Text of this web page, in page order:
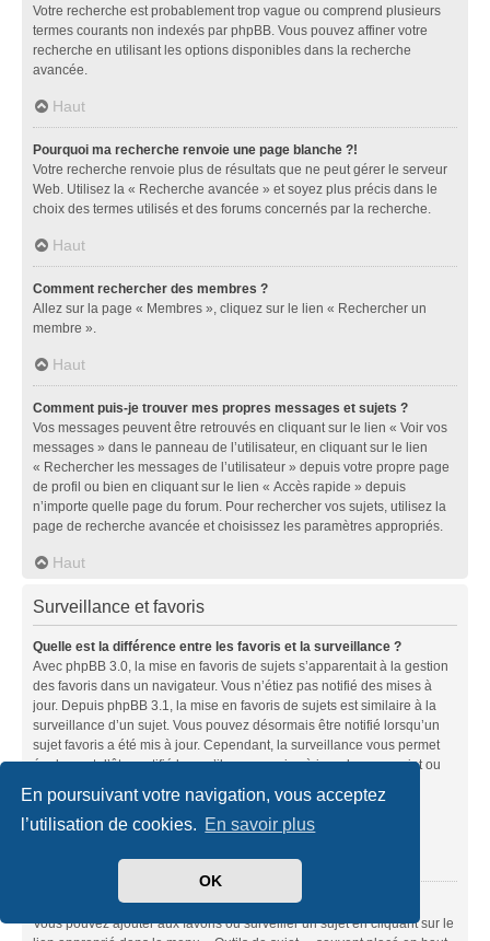
En poursuivant votre navigation, vous acceptez
l’utilisation de cookies. En savoir plus
OK
Votre recherche est probablement trop vague ou comprend plusieurs
termes courants non indexés par phpBB. Vous pouvez affiner votre
recherche en utilisant les options disponibles dans la recherche
avancée.
Haut
Pourquoi ma recherche renvoie une page blanche ?!
Votre recherche renvoie plus de résultats que ne peut gérer le serveur
Web. Utilisez la « Recherche avancée » et soyez plus précis dans le
choix des termes utilisés et des forums concernés par la recherche.
Haut
Comment rechercher des membres ?
Allez sur la page « Membres », cliquez sur le lien « Rechercher un
membre ».
Haut
Comment puis-je trouver mes propres messages et sujets ?
Vos messages peuvent être retrouvés en cliquant sur le lien « Voir vos
messages » dans le panneau de l’utilisateur, en cliquant sur le lien
« Rechercher les messages de l’utilisateur » depuis votre propre page
de profil ou bien en cliquant sur le lien « Accès rapide » depuis
n’importe quelle page du forum. Pour rechercher vos sujets, utilisez la
page de recherche avancée et choisissez les paramètres appropriés.
Haut
Surveillance et favoris
Quelle est la différence entre les favoris et la surveillance ?
Avec phpBB 3.0, la mise en favoris de sujets s’apparentait à la gestion
des favoris dans un navigateur. Vous n’étiez pas notifié des mises à
jour. Depuis phpBB 3.1, la mise en favoris de sujets est similaire à la
surveillance d’un sujet. Vous pouvez désormais être notifié lorsqu’un
sujet favoris a été mis à jour. Cependant, la surveillance vous permet
également d’être notifié lorsqu’il y a une mise à jour dans un sujet ou
surveillances peuvent être configurées depuis le panneau de
l’utilisateur dans l’onglet « Préférences du forum ».
Comment mettre en favoris ou surveiller des sujets ?
Vous pouvez ajouter aux favoris ou surveiller un sujet en cliquant sur le